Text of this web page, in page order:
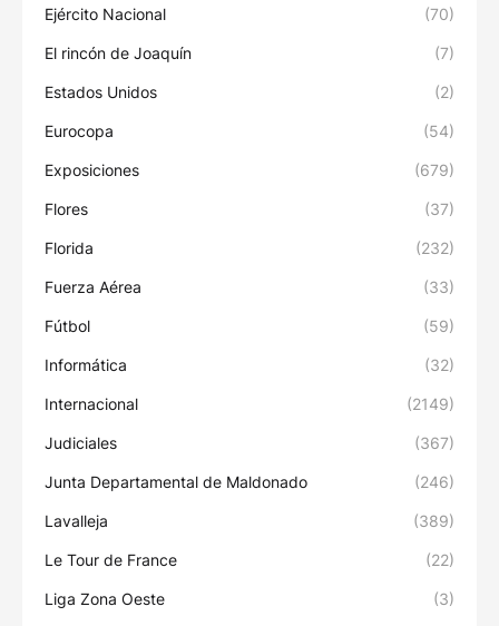
Ejército Nacional (70)
El rincón de Joaquín (7)
Estados Unidos (2)
Eurocopa (54)
Exposiciones (679)
Flores (37)
Florida (232)
Fuerza Aérea (33)
Fútbol (59)
Informática (32)
Internacional (2149)
Judiciales (367)
Junta Departamental de Maldonado (246)
Lavalleja (389)
Le Tour de France (22)
Liga Zona Oeste (3)